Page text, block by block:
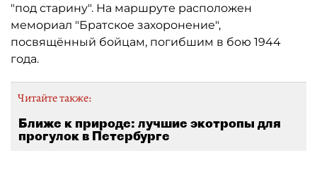
"под старину". На маршруте расположен
мемориал "Братское захоронение",
посвящённый бойцам, погибшим в бою 1944
года.
Читайте также:
Ближе к природе: лучшие экотропы для
прогулок в Петербурге